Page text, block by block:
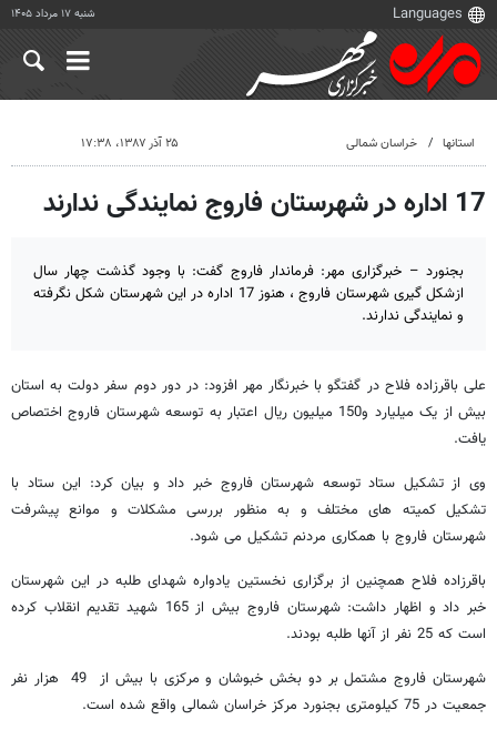
شنبه ۱۷ مرداد ۱۴۰۵
استانها خراسان شمالی ۲۵ آذر ۱۳۸۷، ۱۷:۳۸
17 اداره در شهرستان فاروج نمایندگی ندارند
بجنورد – خبرگزاری مهر: فرماندار فاروج گفت: با وجود گذشت چهار سال
ازشکل گیری شهرستان فاروج ، هنوز 17 اداره در این شهرستان شکل نگرفته
و نمایندگی ندارند.
علی باقرزاده فلاح در گفتگو با خبرنگار مهر افزود: در دور دوم سفر دولت به استان
بیش از یک میلیارد و150 میلیون ریال اعتبار به توسعه شهرستان فاروج اختصاص
یافت.
وی از تشکیل ستاد توسعه شهرستان فاروج خبر داد و بیان کرد: این ستاد با
تشکیل کمیته های مختلف و به منظور بررسی مشکلات و موانع پیشرفت
شهرستان فاروج با همکاری مردنم تشکیل می شود.
باقرزاده فلاح همچنین از برگزاری نخستین یادواره شهدای طلبه در این شهرستان
خبر داد و اظهار داشت: شهرستان فاروج بیش از 165 شهید تقدیم انقلاب کرده
است که 25 نفر از آنها طلبه بودند.
شهرستان فاروج مشتمل بر دو بخش خبوشان و مرکزی با بیش از 49 هزار نفر
جمعیت در 75 کیلومتری بجنورد مرکز خراسان شمالی واقع شده است.